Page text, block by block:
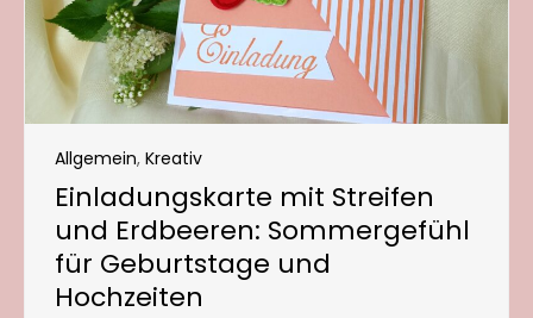
Allgemein, Kreativ
Einladungskarte mit Streifen
und Erdbeeren: Sommergefühl
für Geburtstage und
Hochzeiten